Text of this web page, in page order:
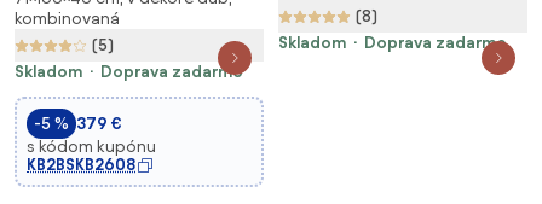
dvere, dub prírodný
kombinovaná
(5)
Skladom
Doprava zadarmo
-5 % 379 €
s kódom kupónu
KB2BSKB2608
(8)
Skladom
Doprava zadarmo